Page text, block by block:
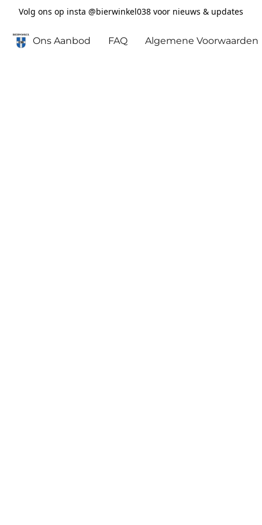
Volg ons op insta @bierwinkel038 voor nieuws & updates
Ons Aanbod FAQ Algemene Voorwaarden